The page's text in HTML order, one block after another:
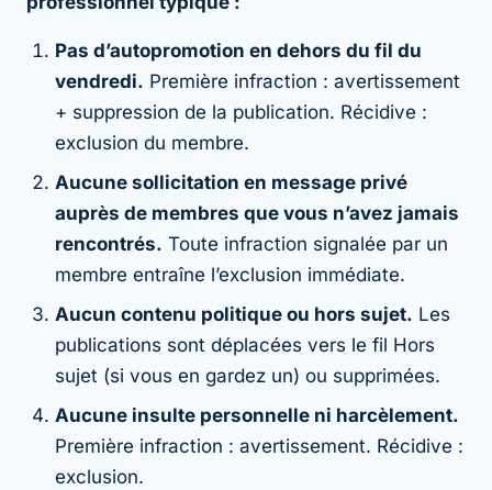
Pas d’autopromotion en dehors du fil du
vendredi. Première infraction : avertissement
+ suppression de la publication. Récidive :
exclusion du membre.
Aucune sollicitation en message privé
auprès de membres que vous n’avez jamais
rencontrés. Toute infraction signalée par un
membre entraîne l’exclusion immédiate.
Aucun contenu politique ou hors sujet. Les
publications sont déplacées vers le fil Hors
sujet (si vous en gardez un) ou supprimées.
Aucune insulte personnelle ni harcèlement.
Première infraction : avertissement. Récidive :
exclusion.